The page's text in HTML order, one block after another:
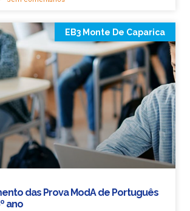
EB3 Monte De Caparica
das Prova ModA de Português
ano